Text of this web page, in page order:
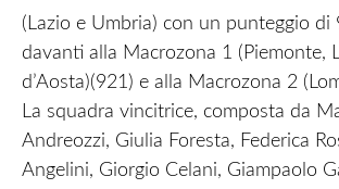
(Lazio e Umbria) con un punteggio di
davanti alla Macrozona 1 (Piemonte,
d’Aosta)(921) e alla Macrozona 2
La squadra vincitrice, composta da
Andreozzi, Giulia Foresta, Federica
Angelini, Giorgio Celani, Giampaolo